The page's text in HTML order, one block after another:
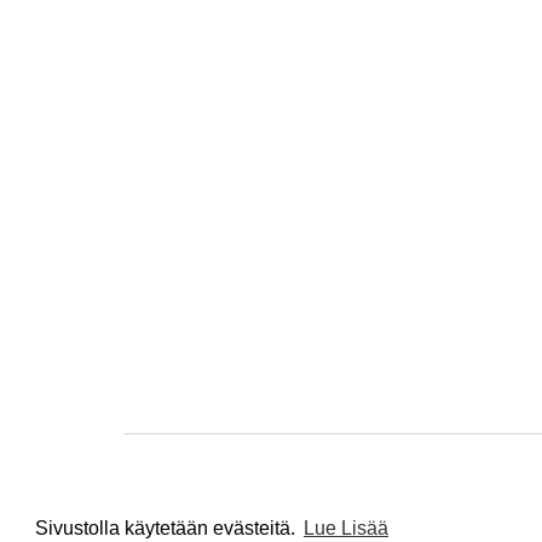
Sivustolla käytetään evästeitä. Lue Lisää